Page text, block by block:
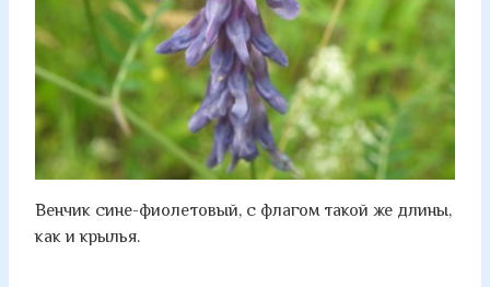
Венчик сине-фиолетовый, с флагом такой же длины,
как и крылья.